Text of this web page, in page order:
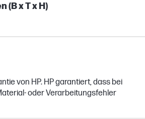
(B x T x H)
von HP. HP garantiert, dass bei
oder Verarbeitungsfehler